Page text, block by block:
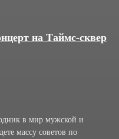
на Таймс-сквер
в мир мужской и
массу советов по